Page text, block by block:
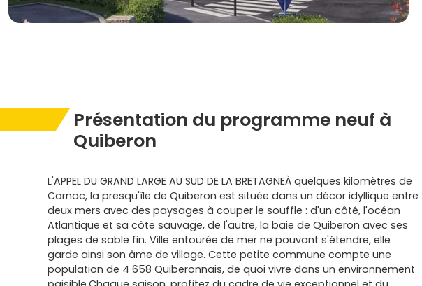
Présentation du programme neuf à
Quiberon
L'APPEL DU GRAND LARGE AU SUD DE LA BRETAGNEÀ quelques kilomètres de
Carnac, la presqu'île de Quiberon est située dans un décor idyllique entre
deux mers avec des paysages à couper le souffle : d'un côté, l'océan
Atlantique et sa côte sauvage, de l'autre, la baie de Quiberon avec ses
plages de sable fin. Ville entourée de mer ne pouvant s'étendre, elle
garde ainsi son âme de village. Cette petite commune compte une
population de 4 658 Quiberonnais, de quoi vivre dans un environnement